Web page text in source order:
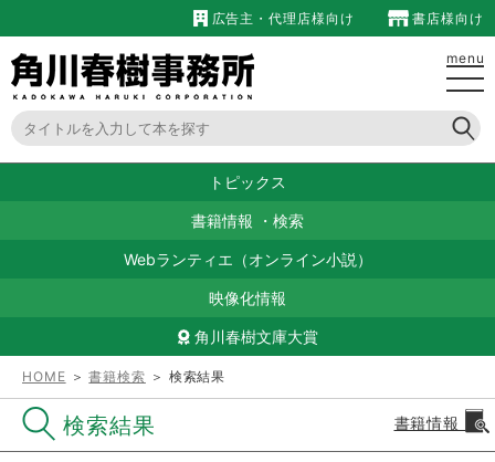
広告主・代理店様向け 書店様向け
menu
トピックス
書籍情報 ・ 検索
Webランティエ（オンライン小説）
映像化情報
角川春樹文庫大賞
HOME ＞書籍検索 ＞ 検索結果
検索結果 書籍情報